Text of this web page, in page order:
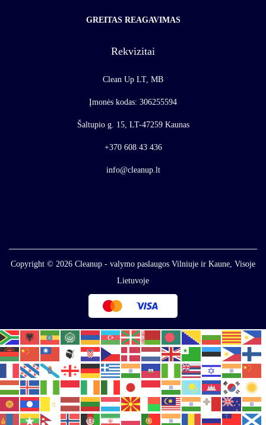
GREITAS REAGAVIMAS
Rekvizitai
Clean Up LT, MB
Įmonės kodas: 306255594
Šaltupio g. 15, LT-47259 Kaunas
+370 608 43 436
info@cleanup.lt
Copyright © 2026 Cleanup - valymo paslaugos Vilniuje ir Kaune, Visoje
Lietuvoje